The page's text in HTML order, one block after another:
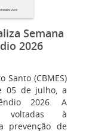
Semana
2026
(CBMES)
05 de julho, a
2026. A
voltadas à
prevenção de